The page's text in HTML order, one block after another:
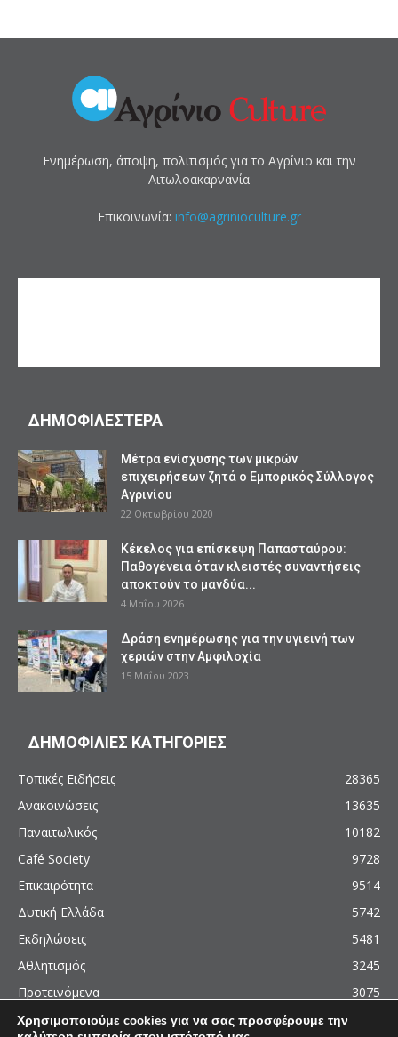
Ενημέρωση, άποψη, πολιτισμός για το Αγρίνιο και την
Αιτωλοακαρνανία
Επικοινωνία: info@agrinioculture.gr
ΔΗΜΟΦΙΛΕΣΤΕΡΑ
Mέτρα ενίσχυσης των μικρών
επιχειρήσεων ζητά ο Εμπορικός Σύλλογος
Αγρινίου
22 Οκτωβρίου 2020
Κέκελος για επίσκεψη Παπασταύρου:
Παθογένεια όταν κλειστές συναντήσεις
αποκτούν το μανδύα...
4 Μαΐου 2026
Δράση ενημέρωσης για την υγιεινή των
χεριών στην Αμφιλοχία
15 Μαΐου 2023
ΔΗΜΟΦΙΛΙΕΣ ΚΑΤΗΓΟΡΙΕΣ
Τοπικές Ειδήσεις
28365
Ανακοινώσεις
13635
Παναιτωλικός
10182
Café Society
9728
Επικαιρότητα
9514
Δυτική Ελλάδα
5742
Εκδηλώσεις
5481
Αθλητισμός
3245
Προτεινόμενα
3075
Χρησιμοποιούμε cookies για να σας προσφέρουμε την